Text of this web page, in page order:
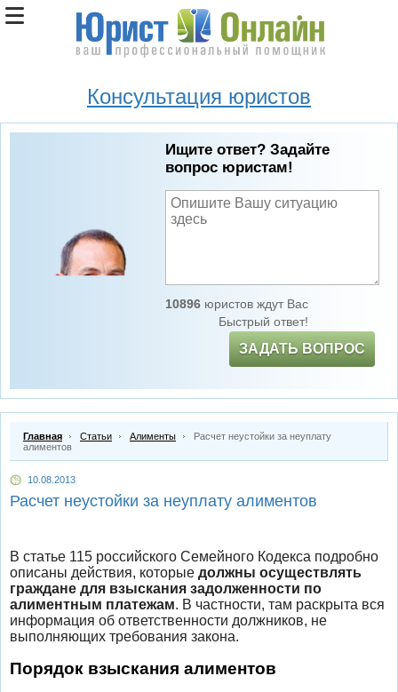
Консультация юристов
Ищите ответ? Задайте
вопрос юристам!
10896юристов ждут Вас
Быстрый ответ!
ЗАДАТЬ ВОПРОС
Главная Статьи Алименты
Расчет неустойки за неуплату
алиментов
10.08.2013
Расчет неустойки за неуплату алиментов
В статье 115 российского Семейного Кодекса подробно
описаны действия, которые должны осуществлять
граждане для взыскания задолженности по
алиментным платежам. В частности, там раскрыта вся
информация об ответственности должников, не
выполняющих требования закона.
Порядок взыскания алиментов